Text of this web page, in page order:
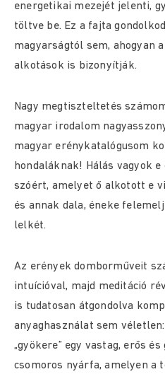
energetikai mezejét jelenti,
töltve be. Ez a fajta
magyarságtól sem, ahogyan
alkotások is bizonyítják.
Nagy megtiszteltetés
magyar irodalom
magyar erénykatalógusom
hondaláknak! Hálás vagyok
szóért, amelyet ő alkotott e
és annak dala, éneke
lelkét.
Az erények domborműveit
intuícióval, majd meditáció
is tudatosan átgondolva
anyaghasználat sem
„gyökere” egy vastag, erős
csomoros nyárfa, amelyen a